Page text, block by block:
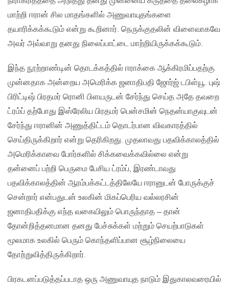
மாற்றி ஈரான் சில மாதங்களில் அணுவாயுதங்களை
தயாரிக்கக்கூடும் என்று கூறினார். நெருக்குதலின் விளைவாகவே
அவர் அவ்வாறு தனது நிலைப்பாட்டை மாற்றியிருக்கக்கூடும்.
இந்த நூற்றாண்டின் தொடக்கத்தில் ஈராக்கை ஆக்கிரமிப்பதற்கு
முன்னதாக அன்றைய அமெரிக்க ஜனாதிபதி ஜோர்ஜ் டபிள்யூ. புஷ்
பிரிட்டிஷ் பிரதமர் ரொனி பிளயருடன் சேர்ந்து செய்த அதே தவறை
ட்ரம்ப் தற்போது இஸ்ரேலிய பிரதமர் பென்சமின் நெதன்யாகுவுடன்
சேர்ந்து ஈரானின் அணுத்திட்டம் தொடர்பான விவகாரத்தில்
செய்திருக்கிறார் என்று தெரிகிறது. முதலாவது பதவிக்காலத்தில்
அமெரிக்காவை போர்களில் சிக்கவைக்கவில்லை என்று
தன்னைப் பற்றி பெருமை பேசிய ட்ரம்ப், இரண்டாவது
பதவிக்காலத்தின் ஆரம்பக்கட்டத்திலேயே ஈரானுடன் போருக்குச்
சென்றார் என்பதுடன் உலகின் மிகப்பெரிய வல்லரசின்
ஜனாதிபதிக்கு எந்த வகையிலும் பொருந்தாத – தான்
தோன்றித்தனமான தனது பேச்சுக்கள் மற்றும் செயற்பாடுகள்
மூலமாக உலகில் பெரும் கொந்தளிப்பான சூழ்நிலையை
தோற்றுவித்திருக்கிறார்.
பிரகடனப்படுத்தப்படாத ஒரு அணுவாயுத நாடும் இதுகாலவரையில்